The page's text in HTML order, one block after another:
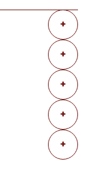
+
+
+
+
+